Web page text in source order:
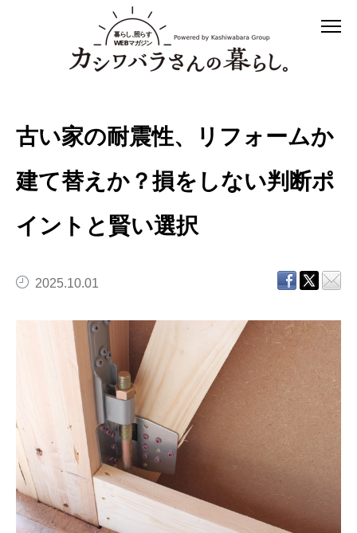
古い家の耐震性、リフォームか
建て替えか？損をしない判断ポ
イントと賢い選択
2025.10.01